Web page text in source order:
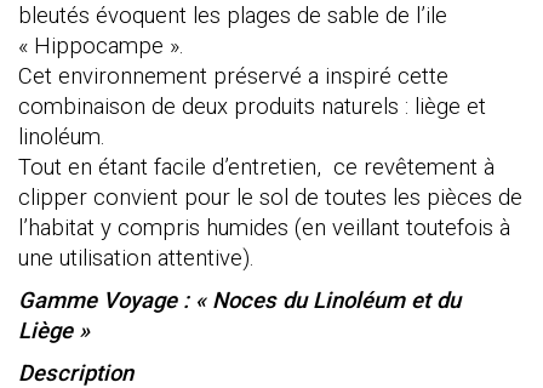
bleutés évoquent les plages de sable de l’ile
« Hippocampe ».
Cet environnement préservé a inspiré cette
combinaison de deux produits naturels : liège et
linoléum.
Tout en étant facile d’entretien, ce revêtement à
clipper convient pour le sol de toutes les pièces de
l’habitat y compris humides (en veillant toutefois à
une utilisation attentive).
Gamme Voyage : « Noces du Linoléum et du
Liège »
Description